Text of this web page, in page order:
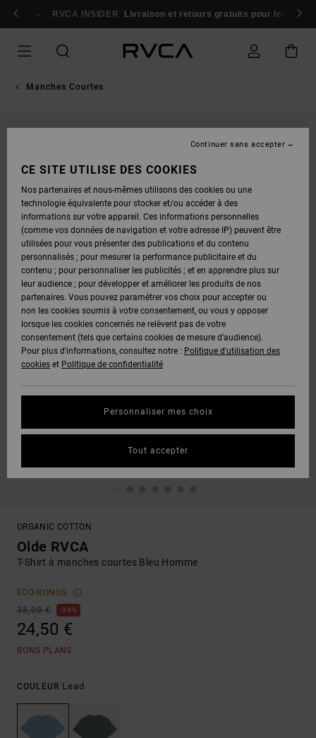
maintenantRVCA INSIDER Livraison et retours gratuits pour les
Manches Courtes
ORGANIC COTTON
Olde RVCA
T-Shirt à manches courtes Bleu Homme
ECO-BONUS
35,00 €
30%
24,50 €
BONS PLANS
COULEUR Lead
CE SITE UTILISE DES COOKIES
Nos partenaires et nous-mêmes utilisons des cookies ou une
technologie équivalente pour stocker et/ou accéder à des
informations sur votre appareil. Ces informations personnelles
(comme vos données de navigation et votre adresse IP) peuvent être
utilisées pour vous présenter des publications et du contenu
personnalisés ; pour mesurer la performance publicitaire et du
contenu ; pour personnaliser les publicités ; et en apprendre plus sur
leur audience ; pour développer et améliorer les produits de nos
partenaires. Vous pouvez paramétrer vos choix pour accepter ou
non les cookies soumis à votre consentement, ou vous y opposer
lorsque les cookies concernés ne relèvent pas de votre
consentement (tels que certains cookies de mesure d’audience).
Pour plus d'informations, consultez notre : Politique d'utilisation des
cookies et Politique de confidentialité
Personnaliser mes choix
Continuer sans accepter
Tout accepter